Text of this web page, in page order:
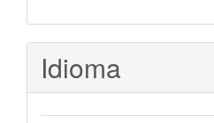
Idioma